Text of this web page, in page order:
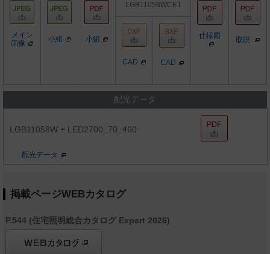
メイン
画像
小組 小組
LGB11058WCE1
仕様図 取説
CAD CAD
配光データ
LGB11058W + LED2700_70_460
配光データ
掲載ページWEBカタログ
P.544 (住宅照明総合カタログ Expert 2026)